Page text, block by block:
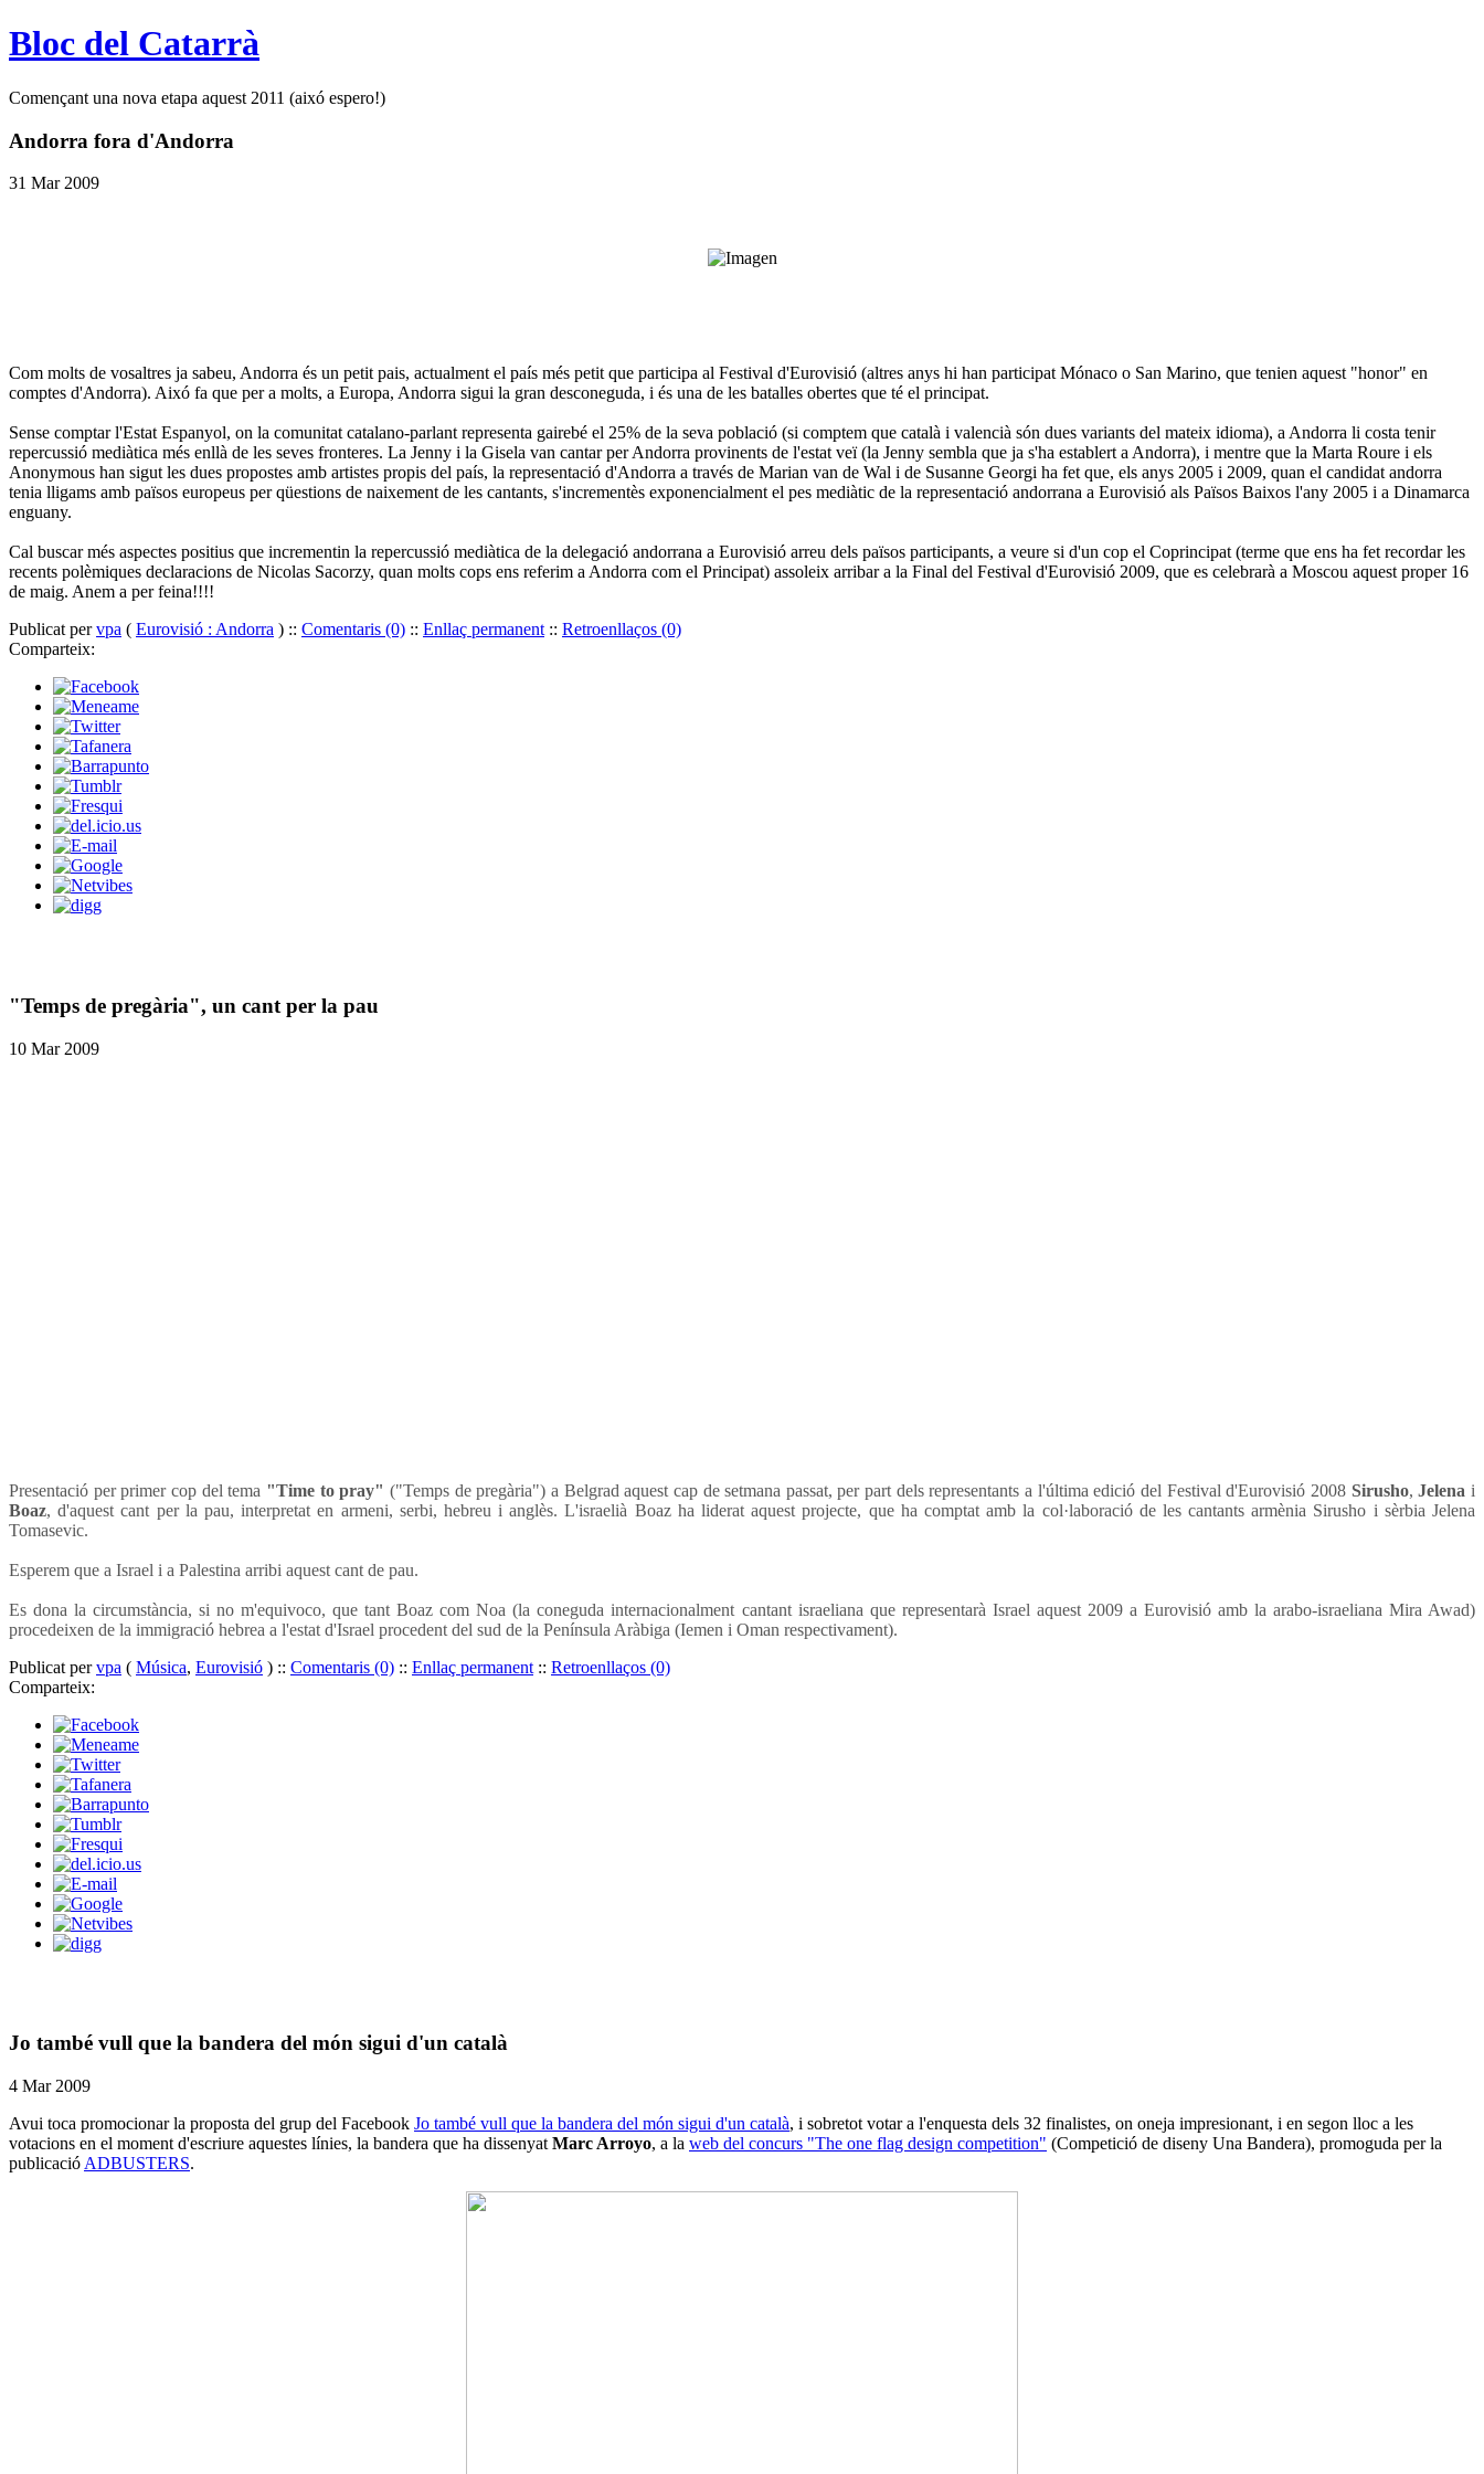
Bloc del Catarrà
Començant una nova etapa aquest 2011 (aixó espero!)
Andorra fora d'Andorra
31 Mar 2009
Com molts de vosaltres ja sabeu, Andorra és un petit pais, actualment el país més petit que participa al Festival d'Eurovisió (altres anys hi han participat Mónaco o San Marino, que tenien aquest "honor" en
comptes d'Andorra). Aixó fa que per a molts, a Europa, Andorra sigui la gran desconeguda, i és una de les batalles obertes que té el principat.
Sense comptar l'Estat Espanyol, on la comunitat catalano-parlant representa gairebé el 25% de la seva població (si comptem que català i valencià són dues variants del mateix idioma), a Andorra li costa tenir
repercussió mediàtica més enllà de les seves fronteres. La Jenny i la Gisela van cantar per Andorra provinents de l'estat veï (la Jenny sembla que ja s'ha establert a Andorra), i mentre que la Marta Roure i els
Anonymous han sigut les dues propostes amb artistes propis del país, la representació d'Andorra a través de Marian van de Wal i de Susanne Georgi ha fet que, els anys 2005 i 2009, quan el candidat andorra
tenia lligams amb països europeus per qüestions de naixement de les cantants, s'incrementès exponencialment el pes mediàtic de la representació andorrana a Eurovisió als Països Baixos l'any 2005 i a Dinamarca
enguany.
Cal buscar més aspectes positius que incrementin la repercussió mediàtica de la delegació andorrana a Eurovisió arreu dels països participants, a veure si d'un cop el Coprincipat (terme que ens ha fet recordar les
recents polèmiques declaracions de Nicolas Sacorzy, quan molts cops ens referim a Andorra com el Principat) assoleix arribar a la Final del Festival d'Eurovisió 2009, que es celebrarà a Moscou aquest proper 16
de maig. Anem a per feina!!!!
Publicat pervpa ( Eurovisió : Andorra ) :: Comentaris (0) :: Enllaç permanent :: Retroenllaços (0)
Comparteix:
"Temps de pregària", un cant per la pau
10 Mar 2009
Presentació per primer cop del tema "Time to pray" ("Temps de pregària") a Belgrad aquest cap de setmana passat, per part dels representants a l'última edició del Festival d'Eurovisió 2008 Sirusho,Jelena i
Boaz, d'aquest cant per la pau, interpretat en armeni, serbi, hebreu i anglès. L'israelià Boaz ha liderat aquest projecte, que ha comptat amb la col·laboració de les cantants armènia Sirusho i sèrbia Jelena
Tomasevic.
Esperem que a Israel i a Palestina arribi aquest cant de pau.
Es dona la circumstància, si no m'equivoco, que tant Boaz com Noa (la coneguda internacionalment cantant israeliana que representarà Israel aquest 2009 a Eurovisió amb la arabo-israeliana Mira Awad)
procedeixen de la immigració hebrea a l'estat d'Israel procedent del sud de la Península Aràbiga (Iemen i Oman respectivament).
Publicat pervpa ( Música, Eurovisió ) :: Comentaris (0) :: Enllaç permanent :: Retroenllaços (0)
Comparteix:
Jo també vull que la bandera del món sigui d'un català
4 Mar 2009
Avui toca promocionar la proposta del grup del Facebook Jo també vull que la bandera del món sigui d'un català, i sobretot votar a l'enquesta dels 32 finalistes, on oneja impresionant, i en segon lloc a les
votacions en el moment d'escriure aquestes línies, la bandera que ha dissenyat Marc Arroyo, a la web del concurs "The one flag design competition" (Competició de diseny Una Bandera), promoguda per la
publicació ADBUSTERS.